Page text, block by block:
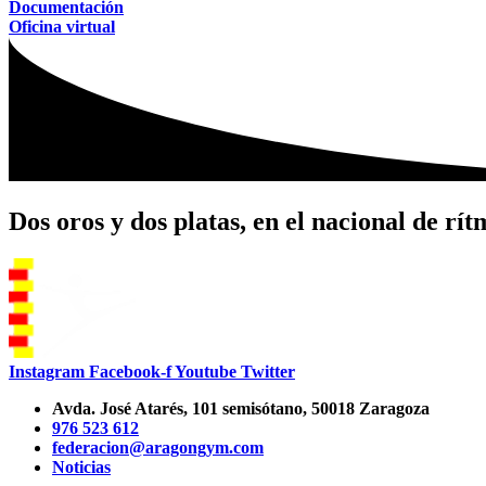
Documentación
Oficina virtual
Dos oros y dos platas, en el nacional de
Instagram Facebook-fYoutube Twitter
Avda. José Atarés, 101 semisótano, 50018 Zaragoza
976 523 612
federacion@aragongym.com
Noticias